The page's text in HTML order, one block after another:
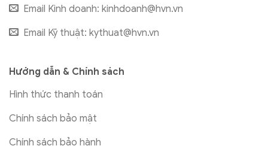
Email Kinh doanh: kinhdoanh@hvn.vn
Email Kỹ thuật: kythuat@hvn.vn
Hướng dẫn & Chính sách
Hình thức thanh toán
Chính sách bảo mật
Chính sách bảo hành